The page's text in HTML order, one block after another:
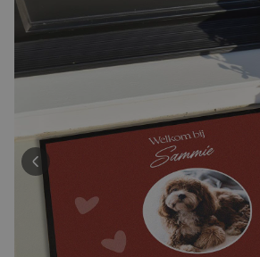
maritiem met tekst
Gepersonaliseerd
waar het begon
Personaliseerbaar
Aperol Spritz Glas met
Gegraveerd
16,99 €